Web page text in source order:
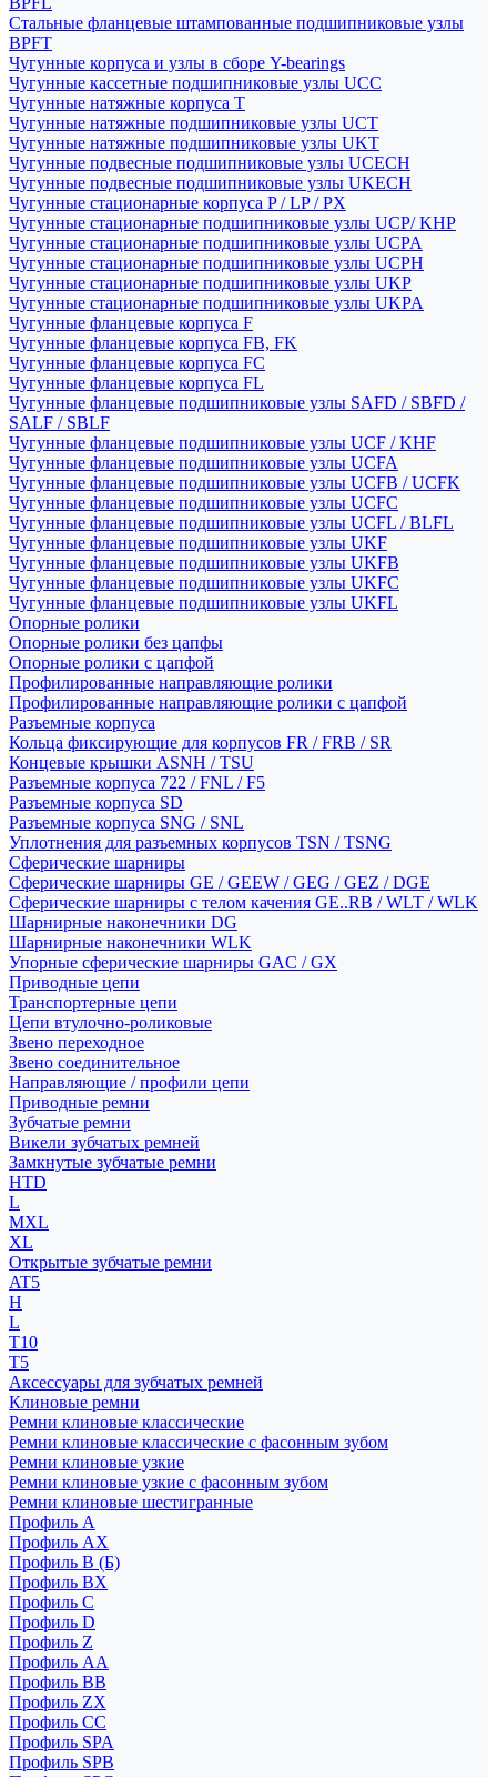
Стальные фланцевые штампованные подшипниковые узлы
BPFT
Чугунные корпуса и узлы в сборе Y-bearings
Чугунные кассетные подшипниковые узлы UCC
Чугунные натяжные корпуса T
Чугунные натяжные подшипниковые узлы UCT
Чугунные натяжные подшипниковые узлы UKT
Чугунные подвесные подшипниковые узлы UCECH
Чугунные подвесные подшипниковые узлы UKECH
Чугунные стационарные корпуса P / LP / PX
Чугунные стационарные подшипниковые узлы UCP/ KHP
Чугунные стационарные подшипниковые узлы UCPA
Чугунные стационарные подшипниковые узлы UCPH
Чугунные стационарные подшипниковые узлы UKP
Чугунные стационарные подшипниковые узлы UKPA
Чугунные фланцевые корпуса F
Чугунные фланцевые корпуса FB, FK
Чугунные фланцевые корпуса FC
Чугунные фланцевые корпуса FL
Чугунные фланцевые подшипниковые узлы SAFD / SBFD /
SALF / SBLF
Чугунные фланцевые подшипниковые узлы UCF / KHF
Чугунные фланцевые подшипниковые узлы UCFA
Чугунные фланцевые подшипниковые узлы UCFB / UCFK
Чугунные фланцевые подшипниковые узлы UCFC
Чугунные фланцевые подшипниковые узлы UCFL / BLFL
Чугунные фланцевые подшипниковые узлы UKF
Чугунные фланцевые подшипниковые узлы UKFB
Чугунные фланцевые подшипниковые узлы UKFC
Чугунные фланцевые подшипниковые узлы UKFL
Опорные ролики
Опорные ролики без цапфы
Опорные ролики с цапфой
Профилированные направляющие ролики
Профилированные направляющие ролики с цапфой
Разъемные корпуса
Кольца фиксирующие для корпусов FR / FRB / SR
Концевые крышки ASNH / TSU
Разъемные корпуса 722 / FNL / F5
Разъемные корпуса SD
Разъемные корпуса SNG / SNL
Уплотнения для разъемных корпусов TSN / TSNG
Сферические шарниры
Сферические шарниры GE / GEEW / GEG / GEZ / DGE
Сферические шарниры с телом качения GE..RB / WLT / WLK
Шарнирные наконечники DG
Шарнирные наконечники WLK
Упорные сферические шарниры GAC / GX
Приводные цепи
Транспортерные цепи
Цепи втулочно-роликовые
Звено переходное
Звено соединительное
Направляющие / профили цепи
Приводные ремни
Зубчатые ремни
Викели зубчатых ремней
Замкнутые зубчатые ремни
HTD
L
MXL
XL
Открытые зубчатые ремни
AT5
H
L
T10
T5
Аксессуары для зубчатых ремней
Клиновые ремни
Ремни клиновые классические
Ремни клиновые классические с фасонным зубом
Ремни клиновые узкие
Ремни клиновые узкие с фасонным зубом
Ремни клиновые шестигранные
Профиль A
Профиль AX
Профиль B (Б)
Профиль BX
Профиль C
Профиль D
Профиль Z
Профиль АА
Профиль BB
Профиль ZX
Профиль CC
Профиль SPA
Профиль SPB